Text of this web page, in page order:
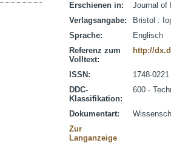
Erschienen in:
Journal of
Verlagsangabe:
Bristol :
Sprache:
Englisch
Referenz zum
Volltext:
http://
ISSN:
1748-0221
DDC-
Klassifikation:
600 -
Dokumentart:
Zur
Langanzeige